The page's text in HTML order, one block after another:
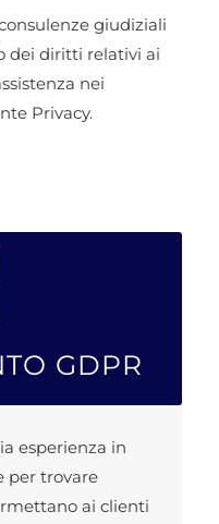
giudiziali
dei diritti relativi ai
nei
Privacy.
GDPR
esperienza in
per trovare
ai clienti